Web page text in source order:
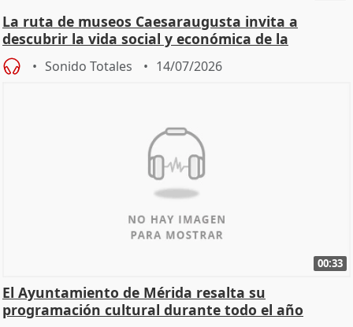
La ruta de museos Caesaraugusta invita a
descubrir la vida social y económica de la
Zaragoza ro
Sonido Totales 14/07/2026
00:33
El Ayuntamiento de Mérida resalta su
programación cultural durante todo el año